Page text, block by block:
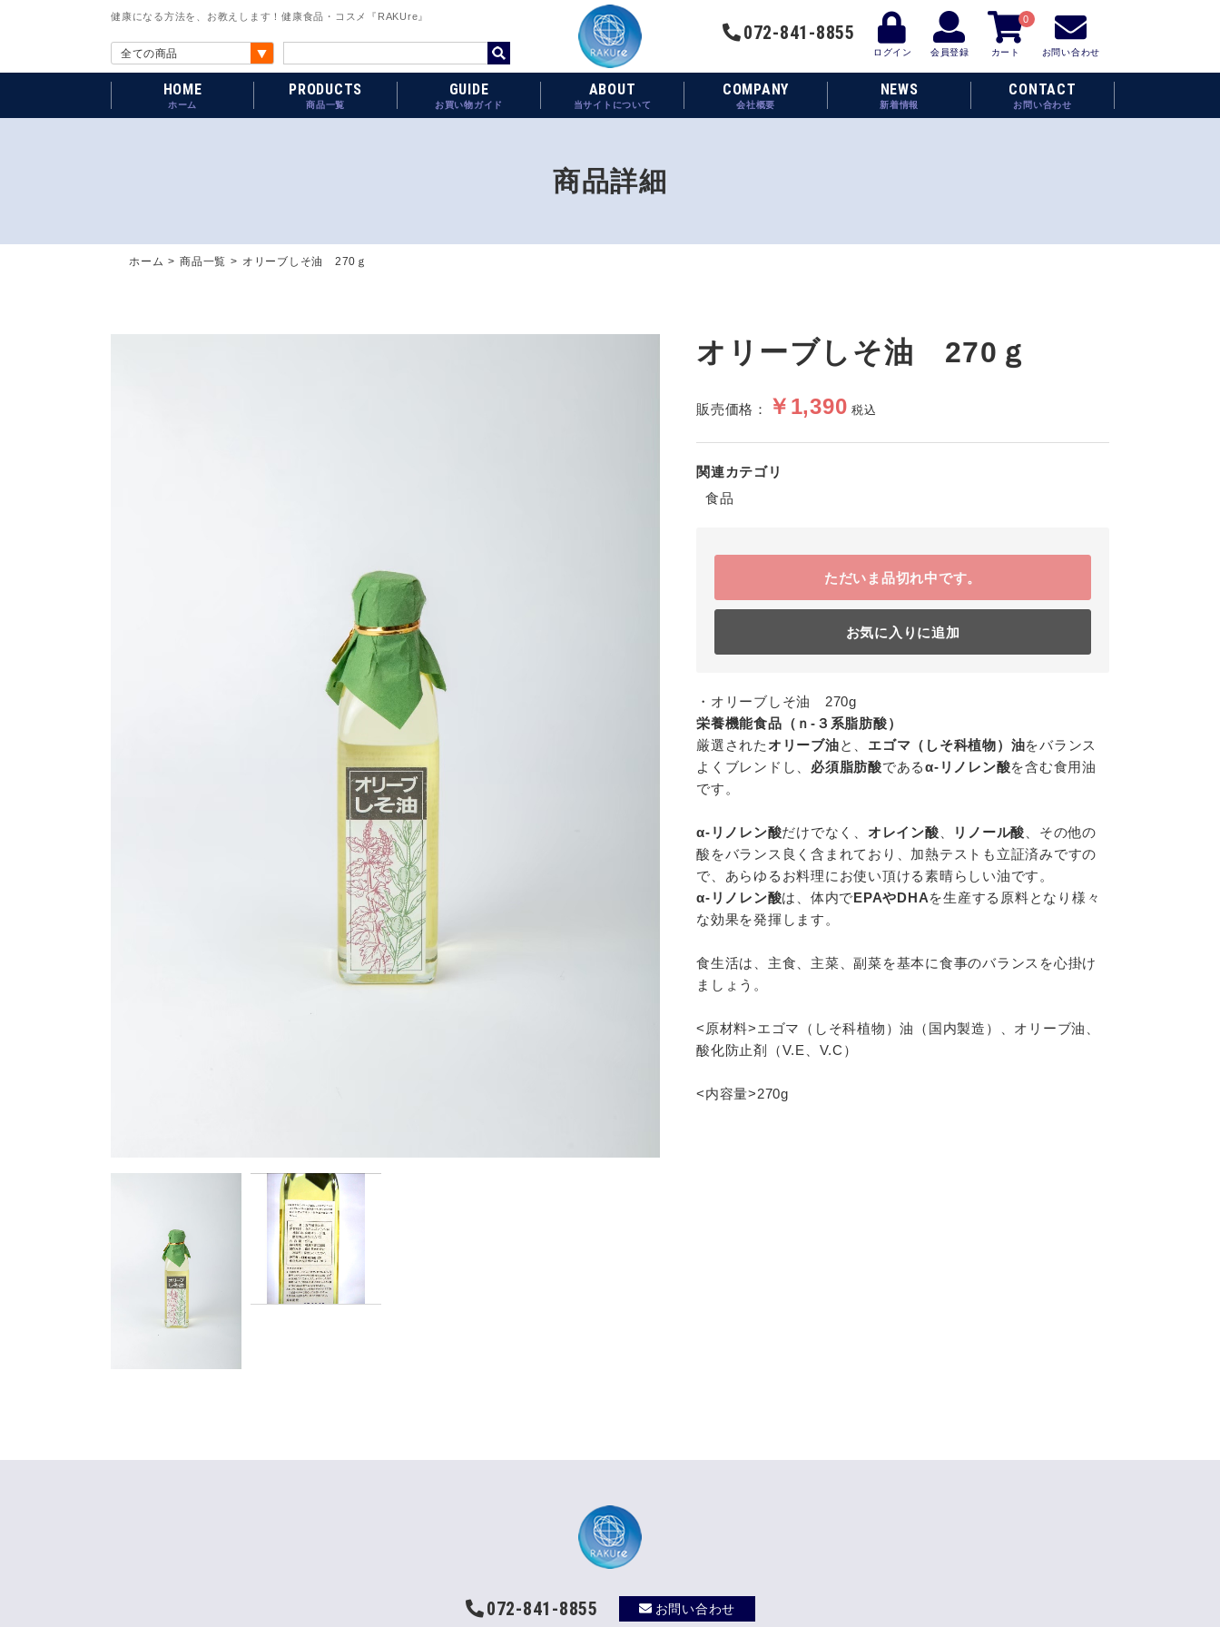
健康になる方法を、お教えします！健康食品・コスメ『RAKUre』
072-841-8855
ログイン 会員登録
0
カート お問い合わせ
HOME
ホーム
PRODUCTS
商品一覧
GUIDE
お買い物ガイド
ABOUT
当サイトについて
COMPANY
会社概要
NEWS
新着情報
CONTACT
お問い合わせ
商品詳細
ホーム 商品一覧 オリーブしそ油 270ｇ
オリーブしそ油 270ｇ
販売価格： ￥1,390 税込
関連カテゴリ
食品
ただいま品切れ中です。
カートへ進む
お気に入りに追加
・オリーブしそ油 270g
栄養機能食品（ｎ-３系脂肪酸）
厳選されたオリーブ油と、 エゴマ（しそ科植物）油をバランス
よくブレンドし、 必須脂肪酸であるα-リノレン酸を含む食用油
です。
α-リノレン酸だけでなく、 オレイン酸 リノール酸 、その他の
酸をバランス良く含まれており、加熱テストも立証済みですの
で、あらゆるお料理にお使い頂ける素晴らしい油です。
α-リノレン酸は、体内でEPAやDHAを生産する原料となり様々
な効果を発揮します。
食生活は、主食、主菜、副菜を基本に食事のバランスを心掛け
ましょう。
<原材料>エゴマ（しそ科植物）油（国内製造）、オリーブ油、
酸化防止剤（V.E、V.C）
<内容量>270g
072-841-8855 お問い合わせ